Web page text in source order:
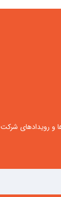
و رویدادهای شرکت